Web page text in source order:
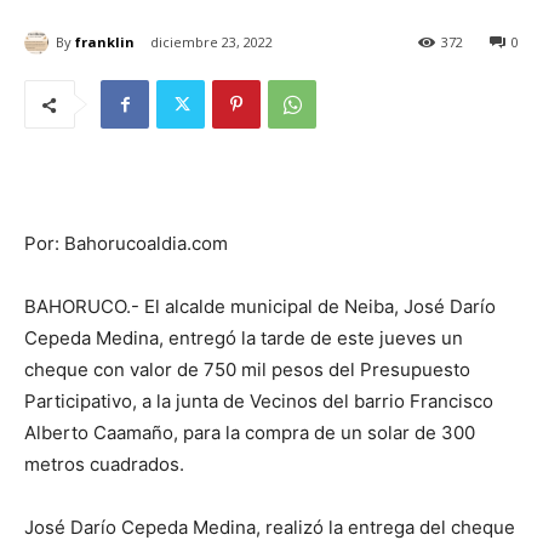
By franklin diciembre 23, 2022 0
372
Por: Bahorucoaldia.com
BAHORUCO.- El alcalde municipal de Neiba, José Darío
Cepeda Medina, entregó la tarde de este jueves un
cheque con valor de 750 mil pesos del Presupuesto
Participativo, a la junta de Vecinos del barrio Francisco
Alberto Caamaño, para la compra de un solar de 300
metros cuadrados.
José Darío Cepeda Medina, realizó la entrega del cheque